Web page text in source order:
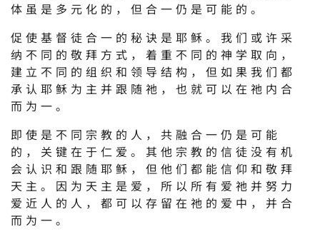
体虽是多元化的，但合一仍是可能的。
促使基督徒合一的秘诀是耶稣。我们或许采
纳不同的敬拜方式，着重不同的神学取向，
建立不同的组织和领导结构，但如果我们都
承认耶稣为主并跟随祂，也就可以在祂内合
而为一。
即使是不同宗教的人，共融合一仍是可能
的，关键在于仁爱。其他宗教的信徒没有机
会认识和跟随耶稣，但他们都能信仰和敬拜
天主。因为天主是爱，所以所有爱祂并努力
爱近人的人，都可以存留在祂的爱中，并合
而为一。